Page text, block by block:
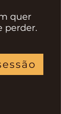
quer
perder.